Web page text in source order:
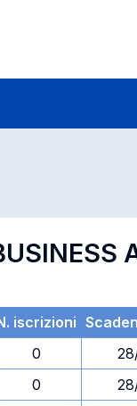
iscrizioni
0
0